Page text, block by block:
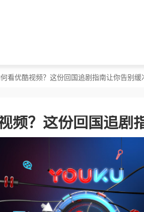
看优酷视频？这份回国追剧指南让你告别缓
频？这份回国追剧